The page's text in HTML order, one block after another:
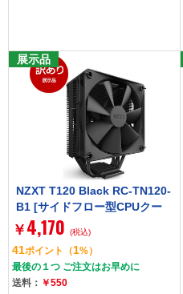
展示品
NZXT T120 Black RC-TN120-
B1 [サイドフロー型CPUクー
ラー]
￥ 4,170 (税込)
41ポイント （1%）
最後の１つ ご注文はお早めに
送料： ￥550